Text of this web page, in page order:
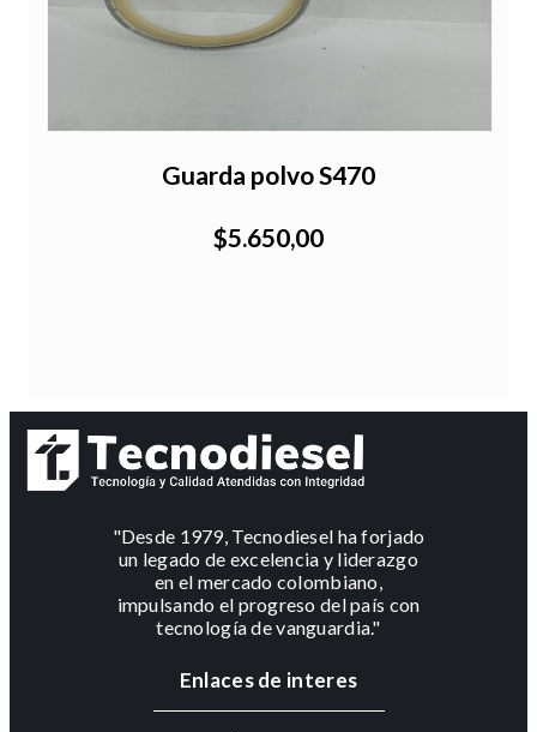
Guarda polvo S470
$5.650,00
"Desde 1979, Tecnodiesel ha forjado
un legado de excelencia y liderazgo
en el mercado colombiano,
impulsando el progreso del país con
tecnología de vanguardia."
Enlaces de interes